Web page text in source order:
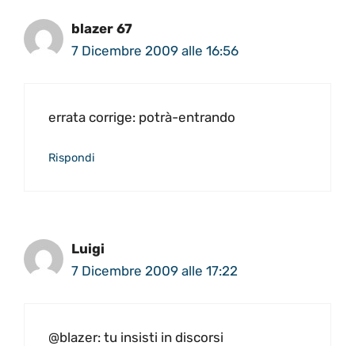
blazer 67
7 Dicembre 2009 alle 16:56
errata corrige: potrà-entrando
Rispondi
Luigi
7 Dicembre 2009 alle 17:22
@blazer: tu insisti in discorsi